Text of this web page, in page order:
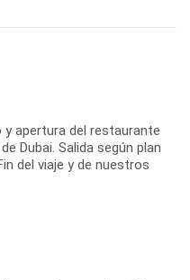
y apertura del restaurante
Dubai. Salida según plan
del viaje y de nuestros